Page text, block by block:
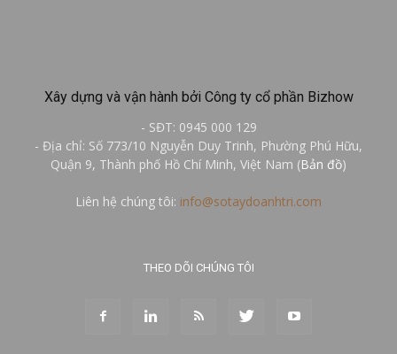
Xây dựng và vận hành bởi Công ty cổ phần Bizhow
- SĐT: 0945 000 129
- Địa chỉ: Số 773/10 Nguyễn Duy Trinh, Phường Phú Hữu,
Quận 9, Thành phố Hồ Chí Minh, Việt Nam (Bản đồ)
Liên hệ chúng tôi: info@sotaydoanhtri.com
THEO DÕI CHÚNG TÔI